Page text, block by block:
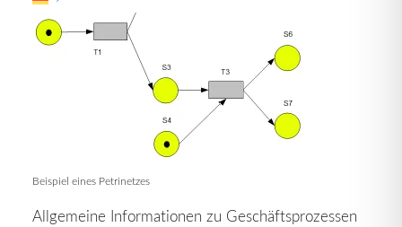
Beispiel eines Petrinetzes
Allgemeine Informationen zu Geschäftsprozessen